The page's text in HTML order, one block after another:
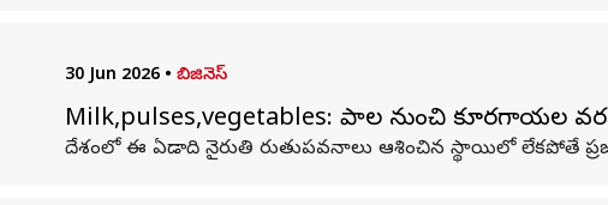
30 Jun 2026 • బిజినెస్
Milk,pulses,vegetables: పాల నుంచి కూరగాయల
దేశంలో ఈ ఏడాది నైరుతి రుతుపవనాలు ఆశించిన స్థాయిలో లేకపోతే